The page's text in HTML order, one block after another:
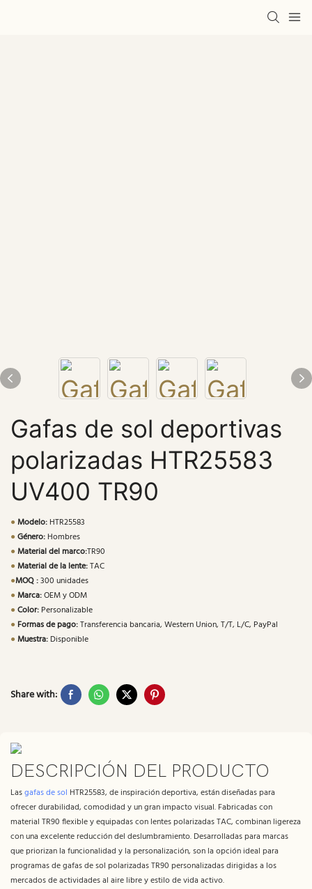
Gafas de sol deportivas
polarizadas HTR25583
UV400 TR90
●Modelo: HTR25583
●Género: Hombres
●Material del marco:TR90
●Material de la lente:TAC
●MOQ :300 unidades
●Marca:OEM y ODM
●Color: Personalizable
● Formas de pago:Transferencia bancaria, Western Union, T/T, L/C, PayPal
●Muestra: Disponible
Share with:
DESCRIPCIÓN DEL PRODUCTO
Lasgafas de sol HTR25583, de inspiración deportiva, están diseñadas para
ofrecer durabilidad, comodidad y un gran impacto visual. Fabricadas con
material TR90 flexible y equipadas con lentes polarizadas TAC, combinan ligereza
con una excelente reducción del deslumbramiento. Desarrolladas para marcas
que priorizan la funcionalidad y la personalización, son la opción ideal para
programas de gafas de sol polarizadas TR90 personalizadas dirigidas a los
mercados de actividades al aire libre y estilo de vida activo.